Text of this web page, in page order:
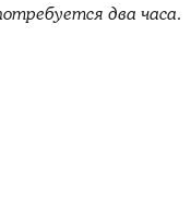
два часа.